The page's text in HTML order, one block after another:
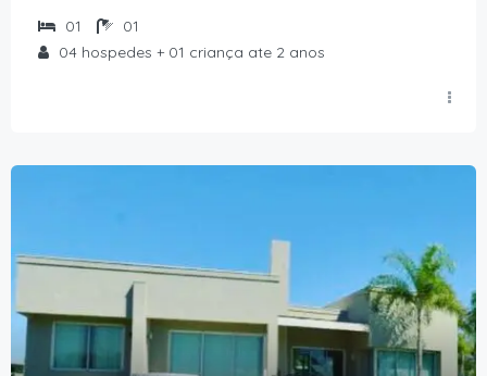
01
01
04 hospedes + 01 criança ate 2 anos